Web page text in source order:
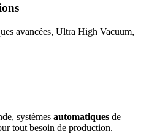
avancées, Ultra High Vacuum,
systèmes automatiques de
tout besoin de production.